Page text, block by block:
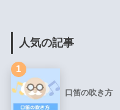
人気の記事
1
口笛の吹き方